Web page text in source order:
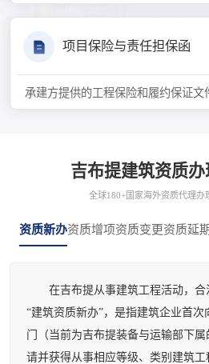
项目保险与责任担保函
承建方提供的工程保险和履约保证文
吉布提建筑资质
全球180+国家海外资质代理办
资质新办资质增项资质变更资质延期
在吉布提从事建筑工程活动，合
“建筑资质新办”，是指建筑企业首
门（当前为吉布提装备与运输部下
请并获得从事相应等级、类别建筑